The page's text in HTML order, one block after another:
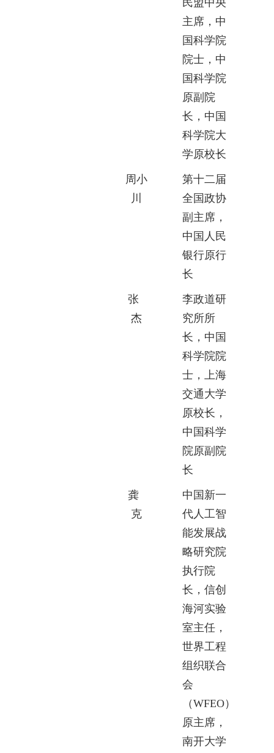
主席，中
国科学院
院士，中
国科学院
原副院
长，中国
科学院大
学原校长
周小
川
第十二届
全国政协
副主席，
中国人民
银行原行
长
张
杰
李政道研
究所所
长，中国
科学院院
士，上海
交通大学
原校长，
中国科学
院原副院
长
龚
克
中国新一
代人工智
能发展战
略研究院
执行院
长，信创
海河实验
室主任，
世界工程
组织联合
会
（WFEO）
原主席，
南开大学